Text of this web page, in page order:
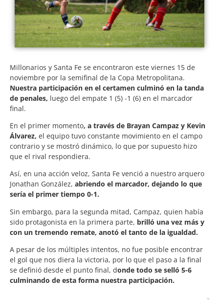
Millonarios y Santa Fe se encontraron este viernes 15 de
noviembre por la semifinal de la Copa Metropolitana.
Nuestra participación en el certamen culminó en la tanda
de penales, luego del empate 1 (5) -1 (6) en el marcador
final.
En el primer momento, a través de Brayan Campaz y Kevin
Álvarez, el equipo tuvo constante movimiento en el campo
contrario y se mostró dinámico, lo que por supuesto hizo
que el rival respondiera.
Así, en una acción veloz, Santa Fe venció a nuestro arquero
Jonathan González, abriendo el marcador, dejando lo que
sería el primer tiempo 0-1.
Sin embargo, para la segunda mitad, Campaz, quien había
sido protagonista en la primera parte, brilló una vez más y
con un tremendo remate, anotó el tanto de la igualdad.
A pesar de los múltiples intentos, no fue posible encontrar
el gol que nos diera la victoria, por lo que el paso a la final
se definió desde el punto final, donde todo se selló 5-6
culminando de esta forma nuestra participación.